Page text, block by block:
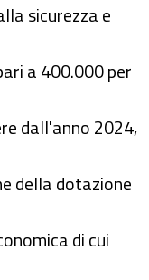
sicurezza e
a 400.000 per
dall'anno 2024,
della dotazione
di cui